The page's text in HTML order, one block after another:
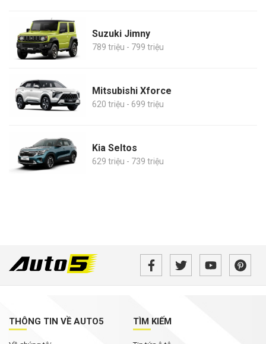
Suzuki Jimny
789 triệu - 799 triệu
Mitsubishi Xforce
620 triệu - 699 triệu
Kia Seltos
629 triệu - 739 triệu
THÔNG TIN VỀ AUTO5 TÌM KIẾM